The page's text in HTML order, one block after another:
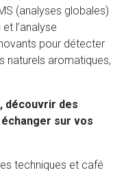
(analyses globales)
l’analyse
pour détecter
naturels aromatiques,
découvrir des
sur vos
techniques et café